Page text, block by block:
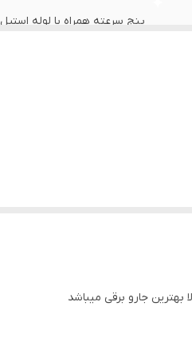
پنج سرعته همراه با لوله استیل
در ایران)